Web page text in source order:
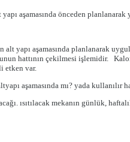
aşamasında önceden planlanarak
yapı aşamasında planlanarak
hattının çekilmesi işlemidir.
etken var.
aşamasında mı? yada kullanılır
ısıtılacak mekanın günlük,